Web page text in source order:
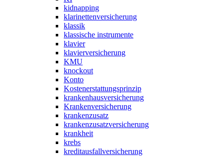
kidnapping
klarinettenversicherung
klassik
klassische instrumente
klavier
klavierversicherung
KMU
knockout
Konto
Kostenerstattungsprinzip
krankenhausversicherung
Krankenversicherung
krankenzusatz
krankenzusatzversicherung
krankheit
krebs
kreditausfallversicherung